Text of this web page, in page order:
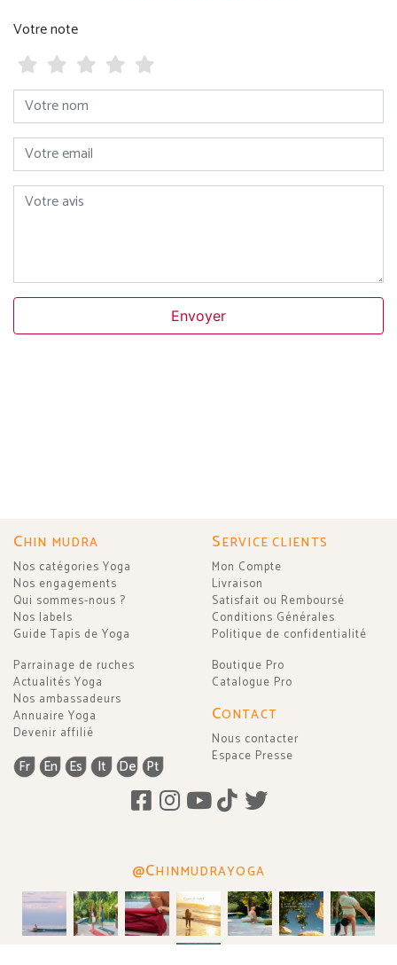
Votre note
Votre nom
Votre email
Votre avis
Envoyer
CHIN MUDRA
Nos catégories Yoga
Nos engagements
Qui sommes-nous ?
Nos labels
Guide Tapis de Yoga
Parrainage de ruches
Actualités Yoga
Nos ambassadeurs
Annuaire Yoga
Devenir affilié
Fr En Es It De Pt
SERVICE CLIENTS
Mon Compte
Livraison
Satisfait ou Remboursé
Conditions Générales
Politique de confidentialité
Boutique Pro
Catalogue Pro
CONTACT
Nous contacter
Espace Presse
@CHINMUDRAYOGA